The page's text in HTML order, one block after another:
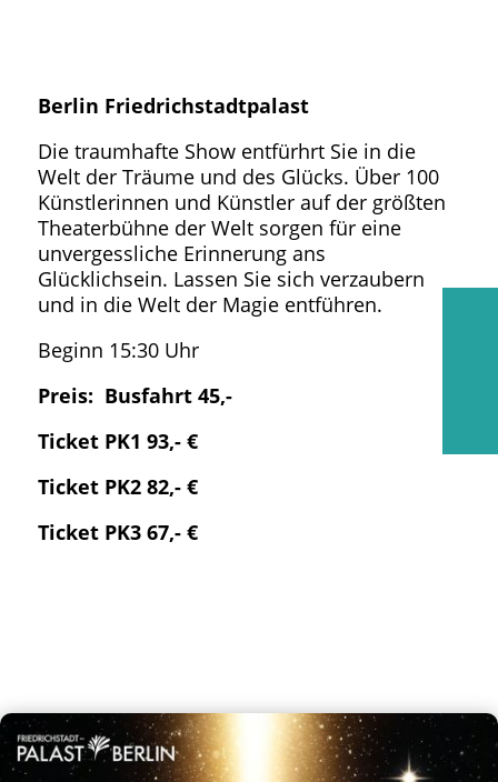
Berlin Friedrichstadtpalast
Die traumhafte Show entfürhrt Sie in die
Welt der Träume und des Glücks. Über 100
Künstlerinnen und Künstler auf der größten
Theaterbühne der Welt sorgen für eine
unvergessliche Erinnerung ans
Glücklichsein. Lassen Sie sich verzaubern
und in die Welt der Magie entführen.
Beginn 15:30 Uhr
Preis: Busfahrt 45,-
Ticket PK1 93,- €
Ticket PK2 82,- €
Ticket PK3 67,- €